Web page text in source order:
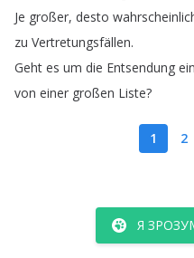
Je großer, desto
zu Vertretungsfällen.
Geht es um die Entsendung
von einer großen Liste?
1 2
Я